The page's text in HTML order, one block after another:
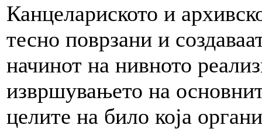
Канцелариското и
тесно поврзани и
начинот на нивното
извршувањето на
целите на било која